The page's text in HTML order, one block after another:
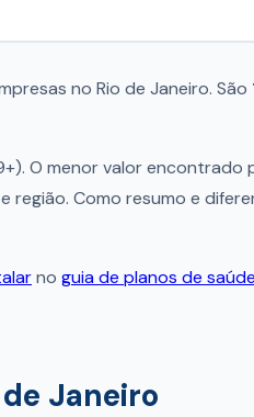
no Rio de Janeiro. São
O menor valor encontrado
Como resumo e
no guia de planos de
de Janeiro